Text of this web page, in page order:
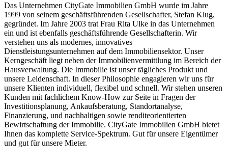
Das Unternehmen CityGate Immobilien GmbH wurde im Jahre
1999 von seinem geschäftsführenden Gesellschafter, Stefan Klug,
gegründet. Im Jahre 2003 trat Frau Rita Ulke in das Unternehmen
ein und ist ebenfalls geschäftsführende Gesellschafterin. Wir
verstehen uns als modernes, innovatives
Dienstleistungsunternehmen auf dem Immobiliensektor. Unser
Kerngeschäft liegt neben der Immobilienvermittlung im Bereich der
Hausverwaltung. Die Immobilie ist unser tägliches Produkt und
unsere Leidenschaft. In dieser Philosophie engagieren wir uns für
unsere Klienten individuell, flexibel und schnell. Wir stehen unseren
Kunden mit fachlichem Know-How zur Seite in Fragen der
Investitionsplanung, Ankaufsberatung, Standortanalyse,
Finanzierung, und nachhaltigen sowie renditeorientierten
Bewirtschaftung der Immobilie. CityGate Immobilien GmbH bietet
Ihnen das komplette Service-Spektrum. Gut für unsere Eigentümer
und gut für unsere Mieter.